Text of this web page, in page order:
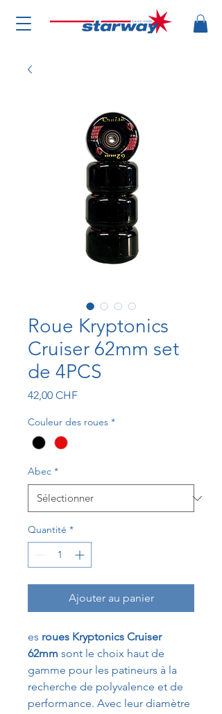
Roue Kryptonics
Cruiser 62mm set
de 4PCS
42,00 CHFPrix
Couleur des roues *
Abec *
Quantité *
Ajouter au panier
es roues Kryptonics Cruiser
62mm sont le choix haut de
gamme pour les patineurs à la
recherche de polyvalence et de
performance. Avec leur diamètre